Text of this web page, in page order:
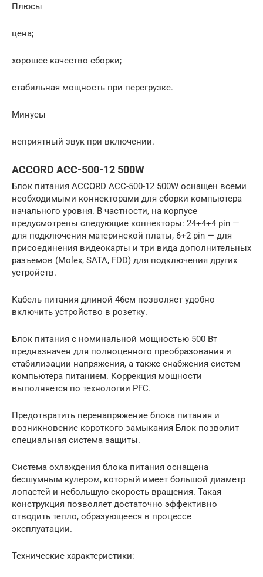
Плюсы
цена;
хорошее качество сборки;
стабильная мощность при перегрузке.
Минусы
неприятный звук при включении.
ACCORD ACC-500-12 500W
Блок питания ACCORD ACC-500-12 500W оснащен всеми
необходимыми коннекторами для сборки компьютера
начального уровня. В частности, на корпусе
предусмотрены следующие коннекторы: 24+4+4 pin —
для подключения материнской платы, 6+2 pin — для
присоединения видеокарты и три вида дополнительных
разъемов (Molex, SATA, FDD) для подключения других
устройств.
Кабель питания длиной 46см позволяет удобно
включить устройство в розетку.
Блок питания с номинальной мощностью 500 Вт
предназначен для полноценного преобразования и
стабилизации напряжения, а также снабжения систем
компьютера питанием. Коррекция мощности
выполняется по технологии PFC.
Предотвратить перенапряжение блока питания и
возникновение короткого замыкания Блок позволит
специальная система защиты.
Система охлаждения блока питания оснащена
бесшумным кулером, который имеет большой диаметр
лопастей и небольшую скорость вращения. Такая
конструкция позволяет достаточно эффективно
отводить тепло, образующееся в процессе
эксплуатации.
Технические характеристики: